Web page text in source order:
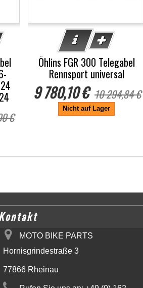
€
Öhlins FGR 300 Telegabel
Rennsport universal
9 780,10 € 10 294,84 €
Nicht auf Lager
MOTO BIKE PARTS
Hornisgrindestraße 3
77866 Rheinau